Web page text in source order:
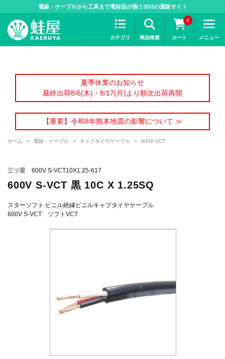
電線・ケーブルから工具まで電材品が揃うSDSの通販サイト
カテゴリ 商品検索
0
カート メニュー
夏季休業のお知らせ
最終出荷8/6(木)・8/17(月)より順次出荷再開
【重要】令和8年熊本地震の影響について ≫
ホーム > 電線・ケーブル > キャブタイヤケーブル > 600V VCT
三ツ星 600V S-VCT10X1.25-617
600V S-VCT 黒 10C X 1.25SQ
スターソフト ビニル絶縁ビニルキャブタイヤケーブル
600V S-VCT ソフトVCT